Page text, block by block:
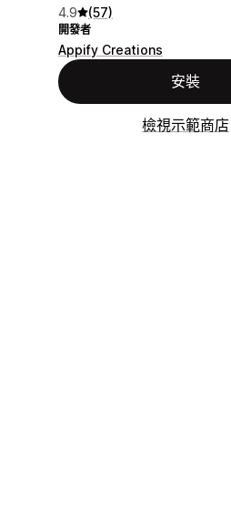
4.9 (57)
開發者
Appify Creations
安裝
檢視示範商店